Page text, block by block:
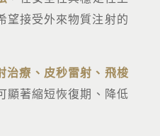
望接受外來物質注射的
治療、皮秒雷射、飛梭
顯著縮短恢復期、降低